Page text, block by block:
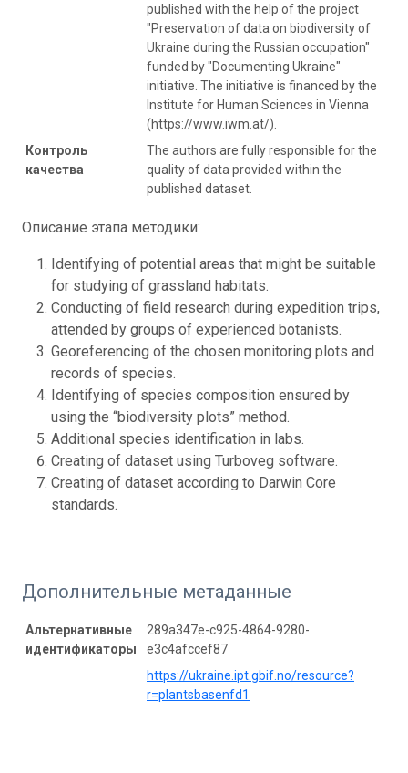
published with the help of the project
"Preservation of data on biodiversity of
Ukraine during the Russian occupation"
funded by "Documenting Ukraine"
initiative. The initiative is financed by the
Institute for Human Sciences in Vienna
(https://www.iwm.at/).
Контроль
качества
The authors are fully responsible for the
quality of data provided within the
published dataset.
Описание этапа методики:
Identifying of potential areas that might be suitable
for studying of grassland habitats.
Conducting of field research during expedition trips,
attended by groups of experienced botanists.
Georeferencing of the chosen monitoring plots and
records of species.
Identifying of species composition ensured by
using the “biodiversity plots” method.
Additional species identification in labs.
Creating of dataset using Turboveg software.
Creating of dataset according to Darwin Core
standards.
Дополнительные метаданные
Альтернативные
идентификаторы
289a347e-c925-4864-9280-
e3c4afccef87
https://ukraine.ipt.gbif.no/resource?
r=plantsbasenfd1